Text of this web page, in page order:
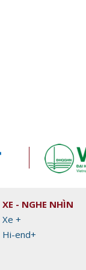
XE - NGHE NHÌN
Xe +
Hi-end+